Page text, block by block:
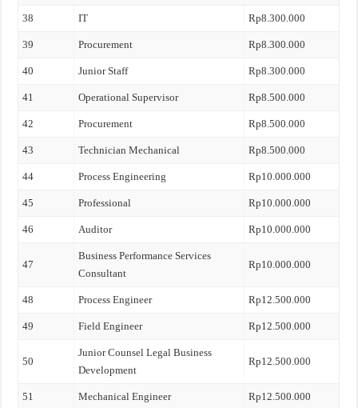
38 IT Rp8.300.000
39 Procurement Rp8.300.000
40 Junior Staff Rp8.300.000
41 Operational Supervisor Rp8.500.000
42 Procurement Rp8.500.000
43 Technician Mechanical Rp8.500.000
44 Process Engineering Rp10.000.000
45 Professional Rp10.000.000
46 Auditor Rp10.000.000
47
Business Performance Services
Consultant
Rp10.000.000
48 Process Engineer Rp12.500.000
49 Field Engineer Rp12.500.000
50
Junior Counsel Legal Business
Development
Rp12.500.000
51 Mechanical Engineer Rp12.500.000